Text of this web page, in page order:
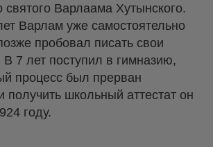
святого Варлаама Хутынского.
Варлам уже самостоятельно
пробовал писать свои
В 7 лет поступил в гимназию,
процесс был прерван
получить школьный аттестат он
году.